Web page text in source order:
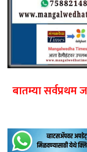
बातम्या सर्वप्रथम